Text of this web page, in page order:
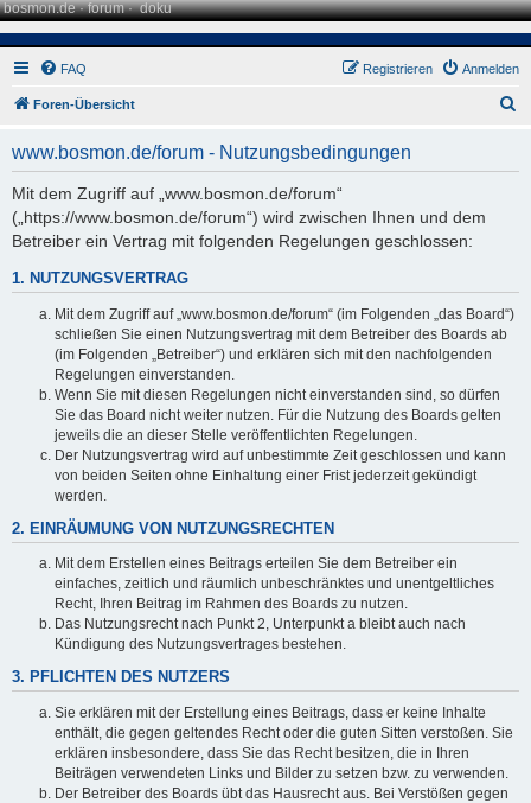
bosmon.de·forum·doku
FAQ Anmelden
Registrieren
Foren-Übersicht
www.bosmon.de/forum - Nutzungsbedingungen
Mit dem Zugriff auf „www.bosmon.de/forum“
(„https://www.bosmon.de/forum“) wird zwischen Ihnen und dem
Betreiber ein Vertrag mit folgenden Regelungen geschlossen:
1. NUTZUNGSVERTRAG
Mit dem Zugriff auf „www.bosmon.de/forum“ (im Folgenden „das Board“)
schließen Sie einen Nutzungsvertrag mit dem Betreiber des Boards ab
(im Folgenden „Betreiber“) und erklären sich mit den nachfolgenden
Regelungen einverstanden.
Wenn Sie mit diesen Regelungen nicht einverstanden sind, so dürfen
Sie das Board nicht weiter nutzen. Für die Nutzung des Boards gelten
jeweils die an dieser Stelle veröffentlichten Regelungen.
Der Nutzungsvertrag wird auf unbestimmte Zeit geschlossen und kann
von beiden Seiten ohne Einhaltung einer Frist jederzeit gekündigt
werden.
2. EINRÄUMUNG VON NUTZUNGSRECHTEN
Mit dem Erstellen eines Beitrags erteilen Sie dem Betreiber ein
einfaches, zeitlich und räumlich unbeschränktes und unentgeltliches
Recht, Ihren Beitrag im Rahmen des Boards zu nutzen.
Das Nutzungsrecht nach Punkt 2, Unterpunkt a bleibt auch nach
Kündigung des Nutzungsvertrages bestehen.
3. PFLICHTEN DES NUTZERS
Sie erklären mit der Erstellung eines Beitrags, dass er keine Inhalte
enthält, die gegen geltendes Recht oder die guten Sitten verstoßen. Sie
erklären insbesondere, dass Sie das Recht besitzen, die in Ihren
Beiträgen verwendeten Links und Bilder zu setzen bzw. zu verwenden.
Der Betreiber des Boards übt das Hausrecht aus. Bei Verstößen gegen